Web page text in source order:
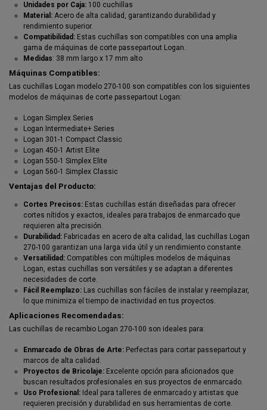
Unidades por Caja: 100 cuchillas
Material: Acero de alta calidad, garantizando durabilidad y
rendimiento superior.
Compatibilidad: Estas cuchillas son compatibles con una amplia
gama de máquinas de corte passepartout Logan.
Medidas: 38 mm largo x 17 mm alto
Máquinas Compatibles:
Las cuchillas Logan modelo 270-100 son compatibles con los siguientes
modelos de máquinas de corte passepartout Logan:
Logan Simplex Series
Logan Intermediate+ Series
Logan 301-1 Compact Classic
Logan 450-1 Artist Elite
Logan 550-1 Simplex Elite
Logan 560-1 Simplex Classic
Ventajas del Producto:
Cortes Precisos: Estas cuchillas están diseñadas para ofrecer
cortes nítidos y exactos, ideales para trabajos de enmarcado que
requieren alta precisión.
Durabilidad: Fabricadas en acero de alta calidad, las cuchillas Logan
270-100 garantizan una larga vida útil y un rendimiento constante.
Versatilidad: Compatibles con múltiples modelos de máquinas
Logan, estas cuchillas son versátiles y se adaptan a diferentes
necesidades de corte.
Fácil Reemplazo: Las cuchillas son fáciles de instalar y reemplazar,
lo que minimiza el tiempo de inactividad en tus proyectos.
Aplicaciones Recomendadas:
Las cuchillas de recambio Logan 270-100 son ideales para:
Enmarcado de Obras de Arte: Perfectas para cortar passepartout y
marcos de alta calidad.
Proyectos de Bricolaje: Excelente opción para aficionados que
buscan resultados profesionales en sus proyectos de enmarcado.
Uso Profesional: Ideal para talleres de enmarcado y artistas que
requieren precisión y durabilidad en sus herramientas de corte.